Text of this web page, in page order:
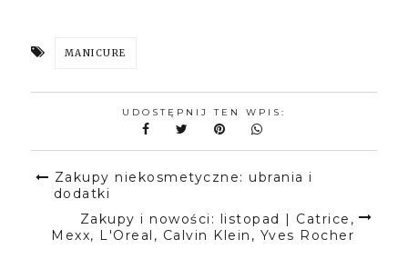
MANICURE
UDOSTĘPNIJ TEN WPIS:
Zakupy niekosmetyczne: ubrania i
dodatki
Zakupy i nowości: listopad | Catrice,
Mexx, L'Oreal, Calvin Klein, Yves Rocher